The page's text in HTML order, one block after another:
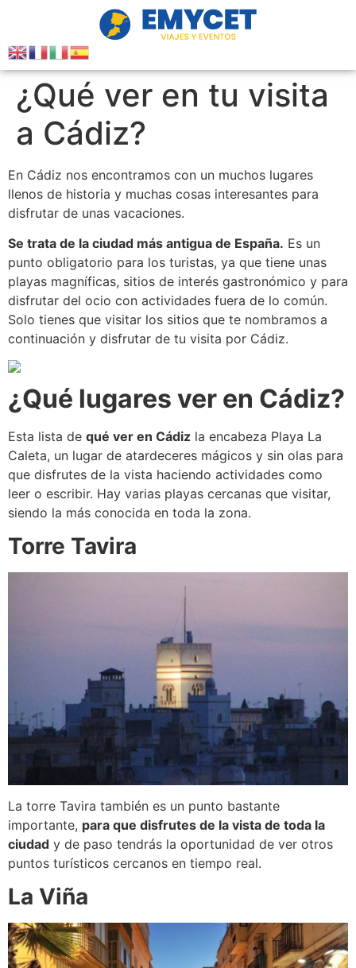
¿Qué ver en tu visita
a Cádiz?
En Cádiz nos encontramos con un muchos lugares
llenos de historia y muchas cosas interesantes para
disfrutar de unas vacaciones.
Se trata de la ciudad más antigua de España. Es un
punto obligatorio para los turistas, ya que tiene unas
playas magníficas, sitios de interés gastronómico y para
disfrutar del ocio con actividades fuera de lo común.
Solo tienes que visitar los sitios que te nombramos a
continuación y disfrutar de tu visita por Cádiz.
¿Qué lugares ver en Cádiz?
Esta lista de qué ver en Cádiz la encabeza Playa La
Caleta, un lugar de atardeceres mágicos y sin olas para
que disfrutes de la vista haciendo actividades como
leer o escribir. Hay varias playas cercanas que visitar,
siendo la más conocida en toda la zona.
Torre Tavira
La torre Tavira también es un punto bastante
importante, para que disfrutes de la vista de toda la
ciudad y de paso tendrás la oportunidad de ver otros
puntos turísticos cercanos en tiempo real.
La Viña